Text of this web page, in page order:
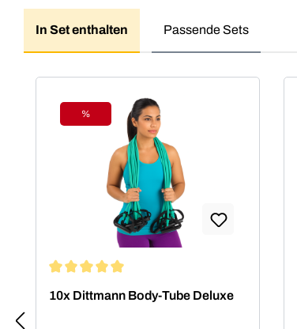
In Set enthalten Passende Sets
Rabatt
%
10x Dittmann Body-Tube Deluxe